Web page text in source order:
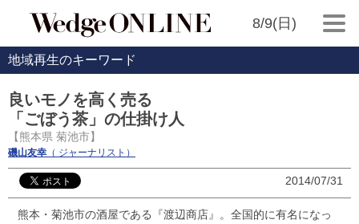
8/9(日)
地域再生のキーワード
良いモノを高く売る
「ごぼう茶」の仕掛け人
【熊本県 菊池市】
磯山友幸 （ ジャーナリスト）
2014/07/31
熊本・菊池市の酒屋である『渡辺商店』。全国的に有名になっ